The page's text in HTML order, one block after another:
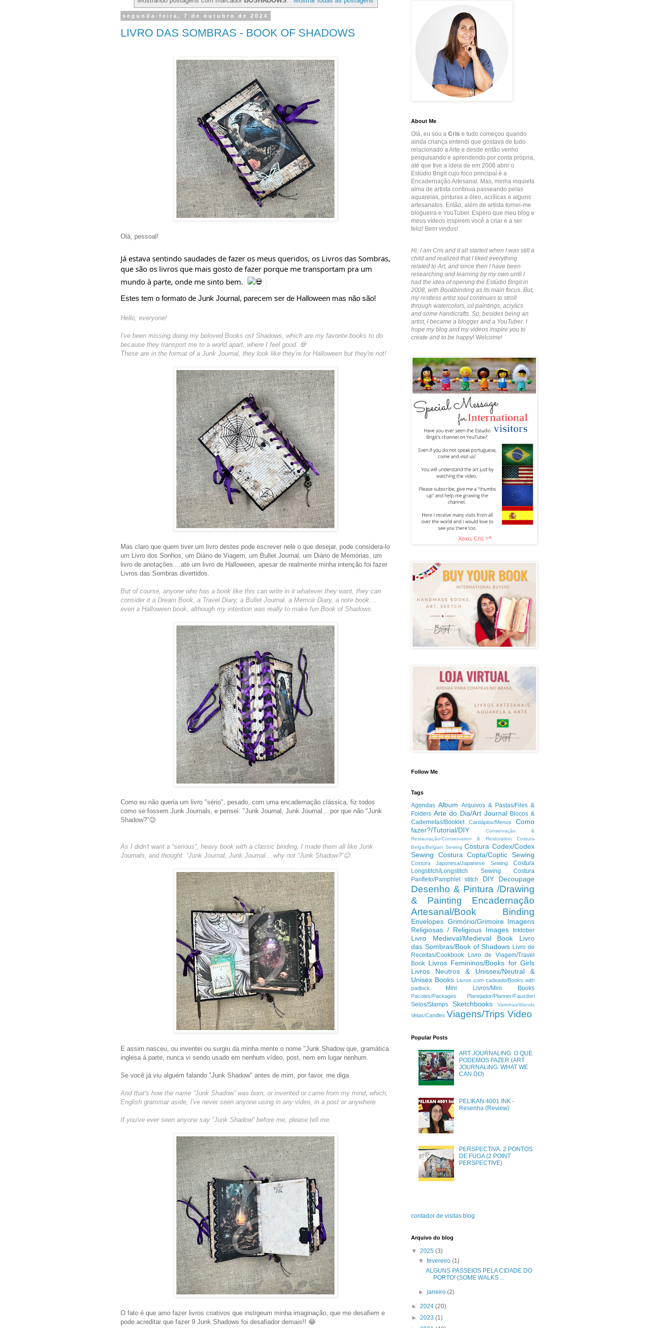
segunda-feira, 7 de outubro de 2024
LIVRO DAS SOMBRAS - BOOK OF SHADOWS
Olá, pessoal!
Já estava sentindo saudades de fazer os meus queridos, os Livros das Sombras,
que são os livros que mais gosto de fazer porque me transportam pra um
mundo à parte, onde me sinto bem.
Estes tem o formato de Junk Journal, parecem ser de Halloween mas não são!
Hello, everyone!
I've been missing doing my beloved Books osf Shadows, which are my favorite books to do
because they transport me to a world apart, where I feel good. 💀
These are in the format of a Junk Journal, they look like they're for Halloween but they're not!
Mas claro que quem tiver um livro destes pode escrever nele o que desejar, pode considera-lo
um Livro dos Sonhos, um Diário de Viagem, um Bullet Journal, um Diário de Memórias, um
livro de anotações....até um livro de Halloween, apesar de realmente minha intenção foi fazer
Livros das Sombras divertidos.
But of course, anyone who has a book like this can write in it whatever they want, they can
consider it a Dream Book, a Travel Diary, a Bullet Journal, a Memoir Diary, a note book....
even a Halloween book, although my intention was really to make fun Book of Shadows.
Como eu não queria um livro "sério", pesado, com uma encadernação clássica, fiz todos
como se fossem Junk Journals, e pensei: "Junk Journal, Junk Journal....por que não "Junk
Shadow?"😉
As I didn't want a “serious”, heavy book with a classic binding, I made them all like Junk
Journals, and thought: “Junk Journal, Junk Journal....why not ”Junk Shadow?”😉
E assim nasceu, ou inventei ou surgiu da minha mente o nome "Junk Shadow que, gramática
inglesa á parte, nunca vi sendo usado em nenhum vídeo, post, nem em lugar nenhum.
Se você já viu alguém falando "Junk Shadow" antes de mim, por favor, me diga.
And that's how the name “Junk Shadow” was born, or invented or came from my mind, which,
English grammar aside, I've never seen anyone using in any video, in a post or anywhere.
If you've ever seen anyone say “Junk Shadow” before me, please tell me.
O fato é que amo fazer livros criativos que instigeum minha imaginação, que me desafiem e
pode acreditar que fazer 9 Junk Shadows foi desafiador demais!! 😂
About Me
Olá, eu sou a Cris e tudo começou quando
ainda criança entendi que gostava de tudo
relacionado a Arte e desde então venho
pesquisando e aprendendo por conta própria,
até que tive a ideia de em 2008 abrir o
Estúdio Brigit cujo foco principal é a
Encadernação Artesanal. Mas, minha inquieta
alma de artista continua passeando pelas
aquarelas, pinturas a óleo, acrílicas e alguns
artesanatos. Então, além de artista tornei-me
blogueira e YouTuber. Espero que meu blog e
meus vídeos inspirem você a criar e a ser
feliz! Bem vindos!
Hi, I am Cris and it all started when I was still a
child and realized that I liked everything
related to Art, and since then I have been
researching and learning by my own until I
had the idea of opening the Estúdio Brigit in
2008, with Bookbinding as its main focus. But,
my restless artist soul continues to stroll
through watercolors, oil paintings, acrylics
and some handicrafts. So, besides being an
artist, I became a blogger and a YouTuber. I
hope my blog and my videos inspire you to
create and to be happy! Welcome!
Follow Me
Tags
Agendas Album Arquivos & Pastas/Files &
Folders Arte do Dia/Art Journal Blocos &
Cadernetas/Booklet
Cardápios/Menus
Como
fazer?/Tutorial/DIY
Conservação &
Restauração/Conservation & Restoration
Costura
Belga/Belgian Sewing Costura Codex/Codex
Sewing
Costura Copta/Coptic Sewing
Costura Japonesa/Japanese Sewing
Costura
Longstitch/Longstitch Sewing
Costura
Panfleto/Pamphlet stitch
DIY Decoupage
Desenho & Pintura /Drawing
& Painting
Encadernação
Artesanal/Book Binding
Envelopes Grimório/Grimoire Imagens
Religiosas / Religious Images
Inktober
Livro Medieval/Medieval Book
Livro
das Sombras/Book of Shadows Livro de
Receitas/Cookbook
Livro de Viagem/Travel
Book Livros Femininos/Books for Girls
Livros Neutros & Unissex/Neutral &
Unisex Books Livros com cadeado/Books with
padlock
Mini Livros/Mini Books
Pacotes/Packages Planejador/Planner/Fauxdori
Selos/Stamps Sketchbooks Varinhas/Wands
Velas/Candles Viagens/Trips Video
Popular Posts
ART JOURNALING: O QUE
PODEMOS FAZER (ART
JOURNALING: WHAT WE
CAN DO)
PELIKAN 4001 INK -
Resenha (Review)
PERSPECTIVA: 2 PONTOS
DE FUGA (2 POINT
PERSPECTIVE)
contador de visitas blog
Arquivo do blog
▼ 2025 (3)
▼fevereiro(1)
ALGUNS PASSEIOS PELA CIDADE DO
PORTO! (SOME WALKS ...
►janeiro(2)
► 2024 (20)
► 2023 (1)